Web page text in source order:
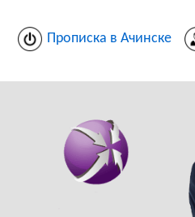
Прописка в Ачинске